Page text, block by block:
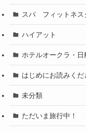
スパ フィットネス
ハイアット
ホテルオークラ・日
はじめにお読みくだ
未分類
ただいま旅行中！